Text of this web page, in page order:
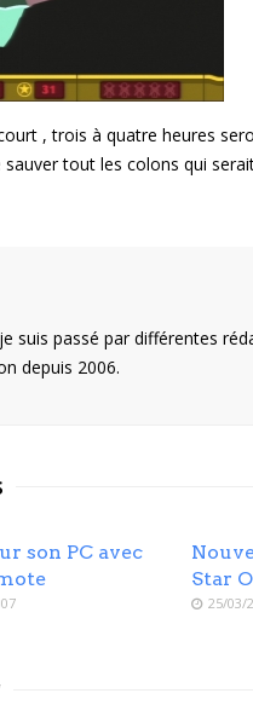
, trois à quatre heures
tout les colons qui
suis passé par différentes
depuis 2006.
son PC avec
Star
25/03/